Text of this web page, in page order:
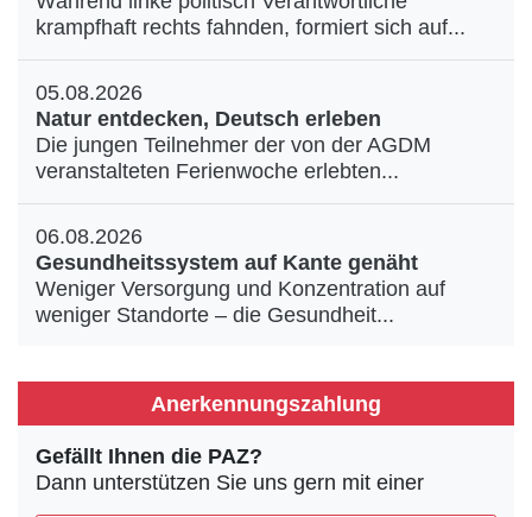
krampfhaft rechts fahnden, formiert sich auf...
05.08.2026
Natur entdecken, Deutsch erleben
Die jungen Teilnehmer der von der AGDM
veranstalteten Ferienwoche erlebten...
06.08.2026
Gesundheitssystem auf Kante genäht
Weniger Versorgung und Konzentration auf
weniger Standorte – die Gesundheit...
Anerkennungszahlung
Gefällt Ihnen die PAZ?
Dann unterstützen Sie uns gern mit einer